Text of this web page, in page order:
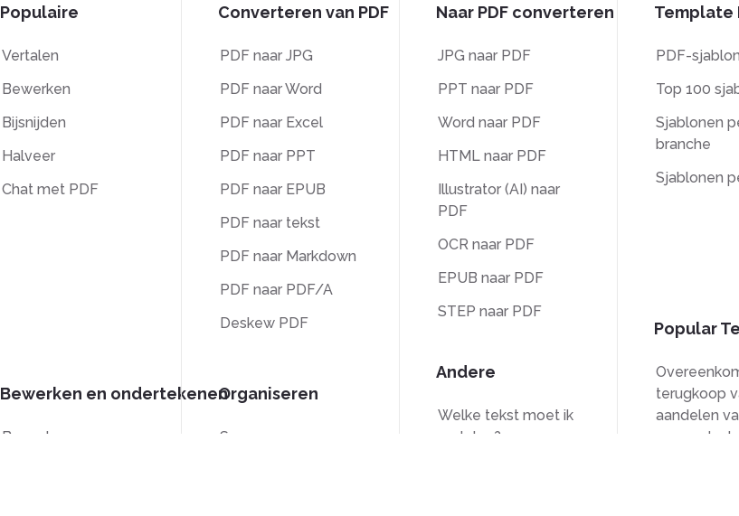
Populaire
Vertalen
Bewerken
Bijsnijden
Halveer
Chat met PDF
Bewerken en ondertekenen
Bewerken
Converteren van PDF
PDF naar JPG
PDF naar Word
PDF naar Excel
PDF naar PPT
PDF naar EPUB
PDF naar tekst
PDF naar Markdown
PDF naar PDF/A
Deskew PDF
Organiseren
Samenvoegen
Naar PDF converteren
JPG naar PDF
PPT naar PDF
Word naar PDF
HTML naar PDF
Illustrator (AI) naar
PDF
OCR naar PDF
EPUB naar PDF
STEP naar PDF
Andere
Welke tekst moet ik
vertalen?
Template
PDF-
Top 100
Sjablonen
branche
Sjablonen
Popular
terugkoop
aandelen